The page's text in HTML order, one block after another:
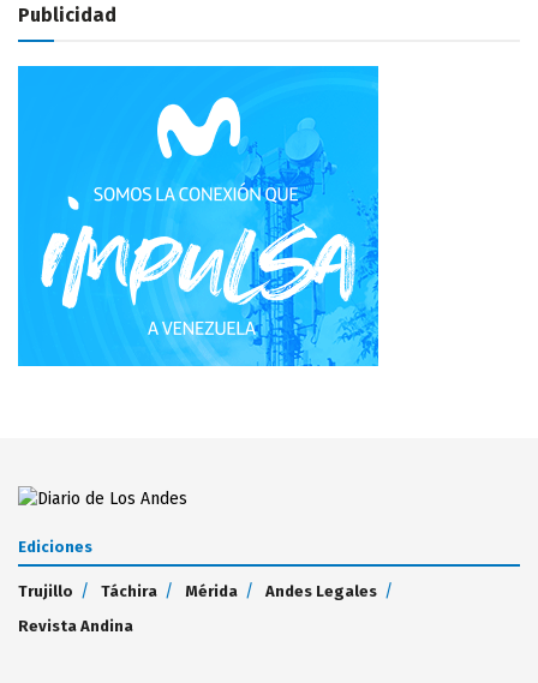
Publicidad
Ediciones
Trujillo Táchira Mérida
Andes Legales
Revista Andina